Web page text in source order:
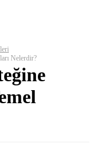
Nelerdir?